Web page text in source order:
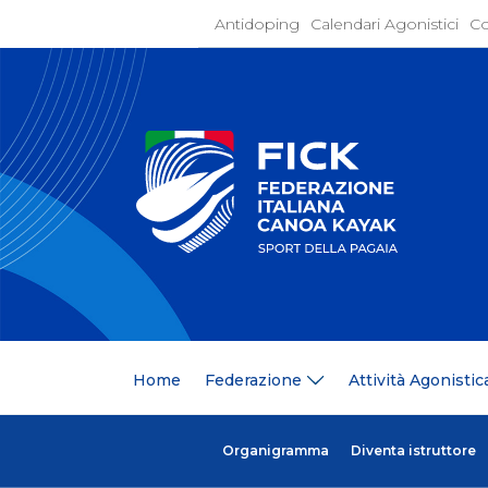
Antidoping Calendari Agonistici
Home Federazione Attività
Organigramma Diventa istruttore
Home
News
Ufficio